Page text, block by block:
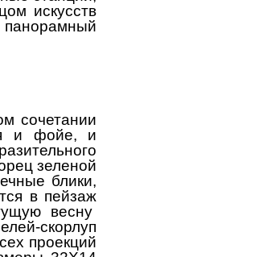
искусств
сочетании
и фойе, и
зеленой
блики,
в пейзаж
весну
скорлуп
проекций